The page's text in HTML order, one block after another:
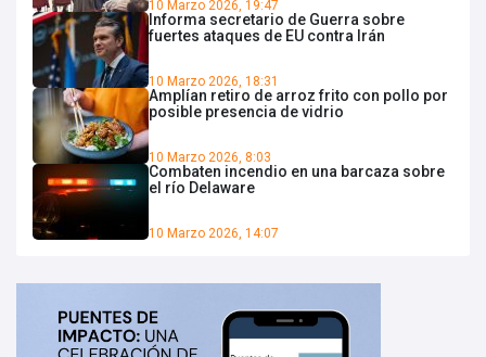
10 Marzo 2026, 19:47
Informa secretario de Guerra sobre
fuertes ataques de EU contra Irán
10 Marzo 2026, 18:31
Amplían retiro de arroz frito con pollo por
posible presencia de vidrio
10 Marzo 2026, 8:03
Combaten incendio en una barcaza sobre
el río Delaware
10 Marzo 2026, 14:07